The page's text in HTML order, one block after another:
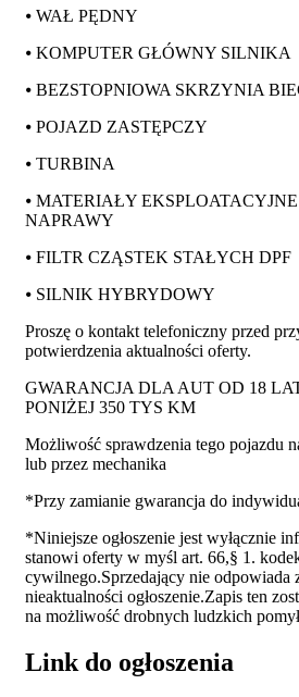
⦁ WAŁ PĘDNY
⦁ KOMPUTER GŁÓWNY SILNIKA
⦁ BEZSTOPNIOWA SKRZYNIA
⦁ POJAZD ZASTĘPCZY
⦁ TURBINA
⦁ MATERIAŁY
NAPRAWY
⦁ FILTR CZĄSTEK STAŁYCH DPF
⦁ SILNIK HYBRYDOWY
Proszę o kontakt telefoniczny przed
potwierdzenia aktualności oferty.
GWARANCJA DLA AUT OD 18
PONIŻEJ 350 TYS KM
Możliwość sprawdzenia tego pojazdu
lub przez mechanika
*Przy zamianie gwarancja do
*Niniejsze ogłoszenie jest wyłącznie
stanowi oferty w myśl art. 66,§ 1.
cywilnego.Sprzedający nie odpowiada
nieaktualności ogłoszenie.Zapis ten
na możliwość drobnych ludzkich
Link do ogłoszenia